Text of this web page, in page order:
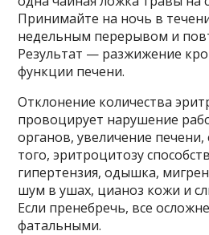
Принимайте на ночь в
недельным перерывом и
Результат — разжижение
функции печени.
Отклонение количества
провоцирует нарушение
органов, увеличение печени,
того, эритроцитозу
гипертензия, одышка,
шум в ушах, цианоз кожи и
Если пренебречь, все
фатальными.